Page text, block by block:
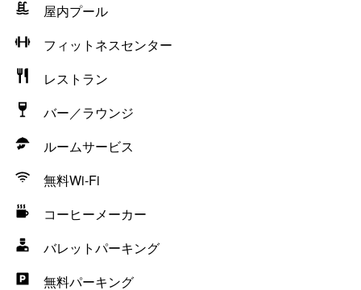
屋内プール
フィットネスセンター
レストラン
バー／ラウンジ
ルームサービス
無料Wi-Fi
コーヒーメーカー
バレットパーキング
無料パーキング